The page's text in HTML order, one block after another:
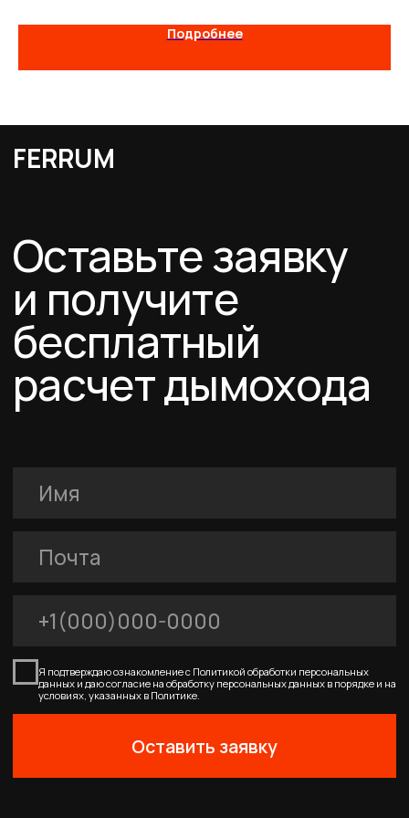
Подробнее
FERRUM
Каталог
Политика конфиденциальности
Договор-оферта